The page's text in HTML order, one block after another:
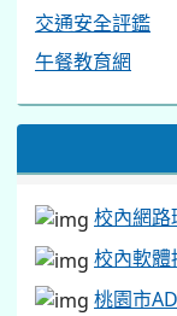
交通安全評鑑
午餐教育網
校內網路
校內軟體
桃園市